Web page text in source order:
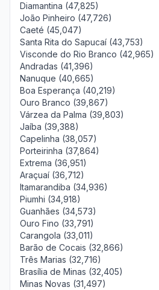
Diamantina (47,825)
João Pinheiro (47,726)
Caeté (45,047)
Santa Rita do Sapucaí (43,753)
Visconde do Rio Branco (42,965)
Andradas (41,396)
Nanuque (40,665)
Boa Esperança (40,219)
Ouro Branco (39,867)
Várzea da Palma (39,803)
Jaíba (39,388)
Capelinha (38,057)
Porteirinha (37,864)
Extrema (36,951)
Araçuaí (36,712)
Itamarandiba (34,936)
Piumhi (34,918)
Guanhães (34,573)
Ouro Fino (33,791)
Carangola (33,011)
Barão de Cocais (32,866)
Três Marias (32,716)
Brasília de Minas (32,405)
Minas Novas (31,497)